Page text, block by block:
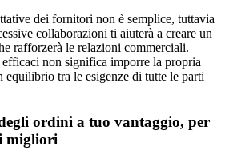
dei fornitori non è semplice, tuttavia
collaborazioni ti aiuterà a creare un
rafforzerà le relazioni commerciali.
non significa imporre la propria
equilibrio tra le esigenze di tutte le parti
ordini a tuo vantaggio, per
migliori